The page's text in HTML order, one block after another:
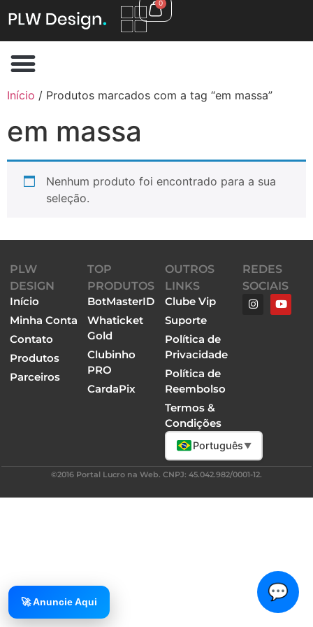
0
Início / Produtos marcados com a tag “em massa”
em massa
Nenhum produto foi encontrado para a sua
seleção.
PLW
DESIGN
Início
Minha Conta
Contato
Produtos
Parceiros
TOP
PRODUTOS
BotMasterID
Whaticket
Gold
Clubinho
PRO
CardaPix
💬
OUTROS
LINKS
Clube Vip
Suporte
Política de
Privacidade
Política de
Reembolso
Termos &
Condições
Português ▼
REDES
SOCIAIS
©2016 Portal Lucro na Web. CNPJ: 45.042.982/0001-12.
🚀 Anuncie Aqui